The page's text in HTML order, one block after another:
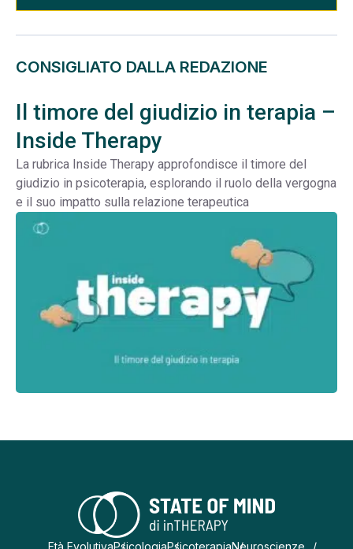
CONSIGLIATO DALLA REDAZIONE
Il timore del giudizio in terapia –
Inside Therapy
La rubrica Inside Therapy approfondisce il timore del
giudizio in psicoterapia, esplorando il ruolo della vergogna
e il suo impatto sulla relazione terapeutica
Età EvolutivaPsicologiaPsicoterapiaNeuroscienze